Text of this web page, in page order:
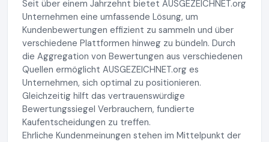
Seit über einem Jahrzehnt bietet AUSGEZEICHNET.org
Unternehmen eine umfassende Lösung, um
Kundenbewertungen effizient zu sammeln und über
verschiedene Plattformen hinweg zu bündeln. Durch
die Aggregation von Bewertungen aus verschiedenen
Quellen ermöglicht AUSGEZEICHNET.org es
Unternehmen, sich optimal zu positionieren.
Gleichzeitig hilft das vertrauenswürdige
Bewertungssiegel Verbrauchern, fundierte
Kaufentscheidungen zu treffen.
Ehrliche Kundenmeinungen stehen im Mittelpunkt der